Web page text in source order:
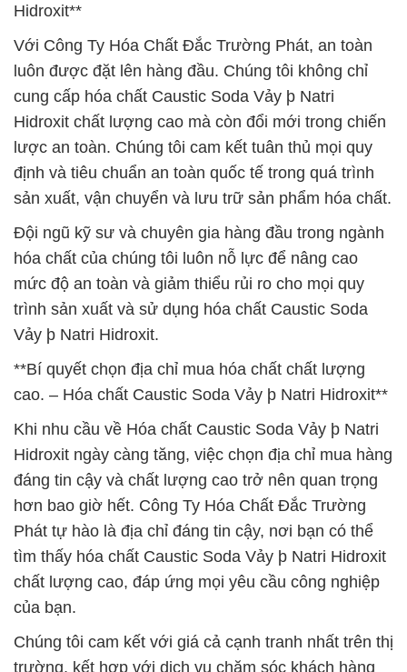
Hidroxit**
Với Công Ty Hóa Chất Đắc Trường Phát, an toàn
luôn được đặt lên hàng đầu. Chúng tôi không chỉ
cung cấp hóa chất Caustic Soda Vảy þ Natri
Hidroxit chất lượng cao mà còn đổi mới trong chiến
lược an toàn. Chúng tôi cam kết tuân thủ mọi quy
định và tiêu chuẩn an toàn quốc tế trong quá trình
sản xuất, vận chuyển và lưu trữ sản phẩm hóa chất.
Đội ngũ kỹ sư và chuyên gia hàng đầu trong ngành
hóa chất của chúng tôi luôn nỗ lực để nâng cao
mức độ an toàn và giảm thiểu rủi ro cho mọi quy
trình sản xuất và sử dụng hóa chất Caustic Soda
Vảy þ Natri Hidroxit.
**Bí quyết chọn địa chỉ mua hóa chất chất lượng
cao. – Hóa chất Caustic Soda Vảy þ Natri Hidroxit**
Khi nhu cầu về Hóa chất Caustic Soda Vảy þ Natri
Hidroxit ngày càng tăng, việc chọn địa chỉ mua hàng
đáng tin cậy và chất lượng cao trở nên quan trọng
hơn bao giờ hết. Công Ty Hóa Chất Đắc Trường
Phát tự hào là địa chỉ đáng tin cậy, nơi bạn có thể
tìm thấy hóa chất Caustic Soda Vảy þ Natri Hidroxit
chất lượng cao, đáp ứng mọi yêu cầu công nghiệp
của bạn.
Chúng tôi cam kết với giá cả cạnh tranh nhất trên thị
trường, kết hợp với dịch vụ chăm sóc khách hàng